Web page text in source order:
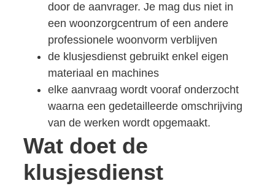
door de aanvrager. Je mag dus niet in
een woonzorgcentrum of een andere
professionele woonvorm verblijven
de klusjesdienst gebruikt enkel eigen
materiaal en machines
elke aanvraag wordt vooraf onderzocht
waarna een gedetailleerde omschrijving
van de werken wordt opgemaakt.
Wat doet de
klusjesdienst